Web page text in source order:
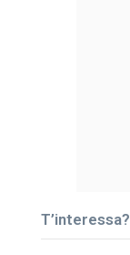
T’interessa?